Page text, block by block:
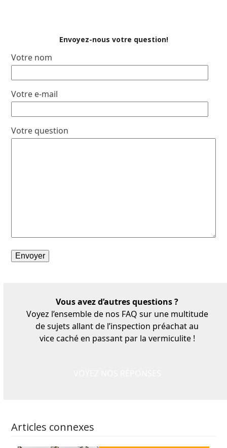
Envoyez-nous votre question!
Votre nom
Votre e-mail
Votre question
Vous avez d’autres questions ?
Voyez l’ensemble de nos FAQ sur une multitude
de sujets allant de l’inspection préachat au
vice caché en passant par la vermiculite !
Articles connexes